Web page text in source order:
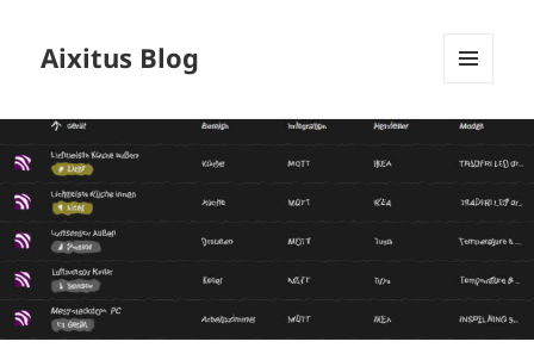
Aixitus Blog
WIDGETS